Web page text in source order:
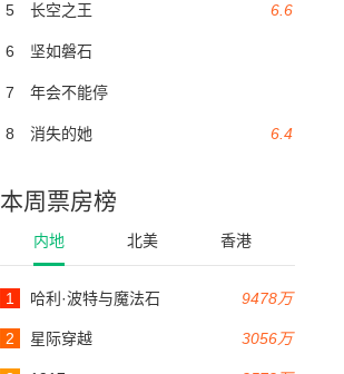
6.6
5 长空之王
6 坚如磐石
7 年会不能停
6.4
8 消失的她
本周票房榜
内地 北美 香港
9478万
1 哈利·波特与魔法石
3056万
2 星际穿越